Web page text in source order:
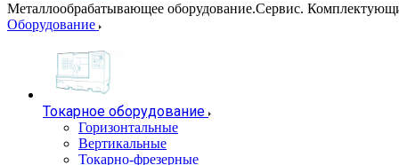
Металлообрабатывающее оборудование.Сервис.
Оборудование
Токарное оборудование
Горизонтальные
Вертикальные
Токарно-фрезерные